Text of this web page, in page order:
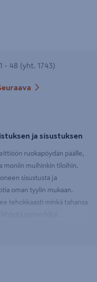
- 48 (yht. 1743)
ja sisustuksen
ruokapöydän päälle,
moniin muihinkin tiloihin.
sisustusta ja
oman tyylin mukaan.
tehokkaasti minkä tahansa